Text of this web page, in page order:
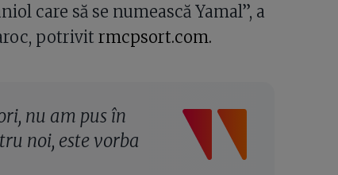
care să se numească Yamal”, a
potrivit rmcpsort.com.
nu am pus în
noi, este vorba